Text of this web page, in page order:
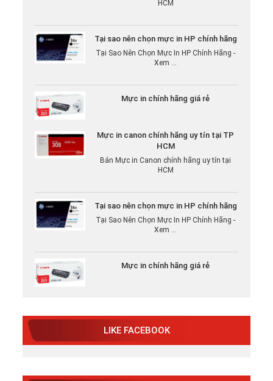
Tại sao nên chọn mực in HP chính hãng
Tại Sao Nên Chọn Mực In HP Chính Hãng -
Xem ...
Mực in chính hãng giá rẻ
HCM
Bán Mực in Canon chính hãng uy tín tại
HCM
Tại sao nên chọn mực in HP chính hãng
Tại Sao Nên Chọn Mực In HP Chính Hãng -
Xem ...
Mực in chính hãng giá rẻ
LIKE FACEBOOK